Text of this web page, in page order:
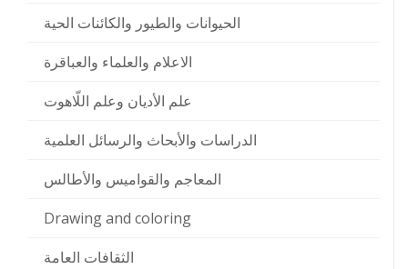
الحيوانات والطيور والكائنات الحية
الاعلام والعلماء والعباقرة
علم الأديان وعلم اللّاهوت
الدراسات والأبحاث والرسائل العلمية
المعاجم والقواميس والأطالس
Drawing and coloring
الثقافات العامة